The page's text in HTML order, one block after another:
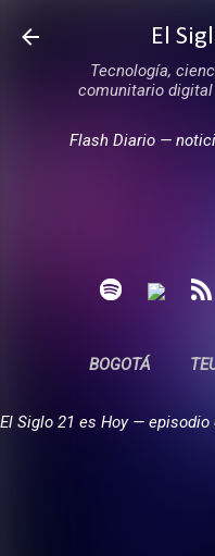
Ir al
El
Tecnología,
comunitario digital
Flash Diario —
BOGOTÁ
El Siglo 21 es Hoy — episodio